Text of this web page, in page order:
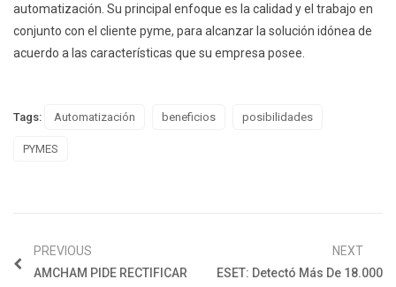
automatización. Su principal enfoque es la calidad y el trabajo en
conjunto con el cliente pyme, para alcanzar la solución idónea de
acuerdo a las características que su empresa posee.
Tags: Automatización beneficios posibilidades
PYMES
PREVIOUS
AMCHAM PIDE RECTIFICAR
NEXT
ESET: Detectó Más De 18.000